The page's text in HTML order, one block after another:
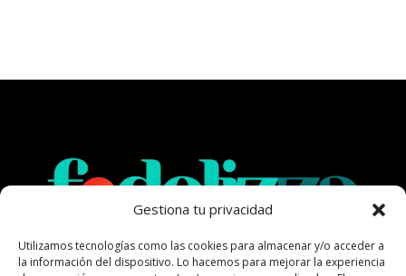
Gestiona tu privacidad
Utilizamos tecnologías como las cookies para almacenar y/o acceder a
la información del dispositivo. Lo hacemos para mejorar la experiencia